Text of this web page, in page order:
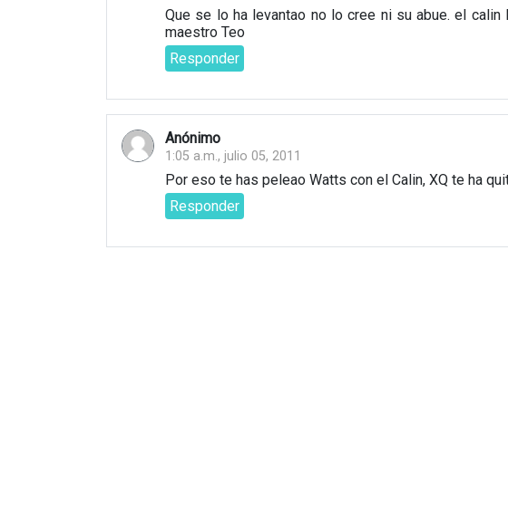
Que se lo ha levantao no lo cree ni su abue. el
maestro Teo
Responder
Anónimo
1:05 a.m., julio 05, 2011
Por eso te has peleao Watts con el Calin, XQ te ha
Responder